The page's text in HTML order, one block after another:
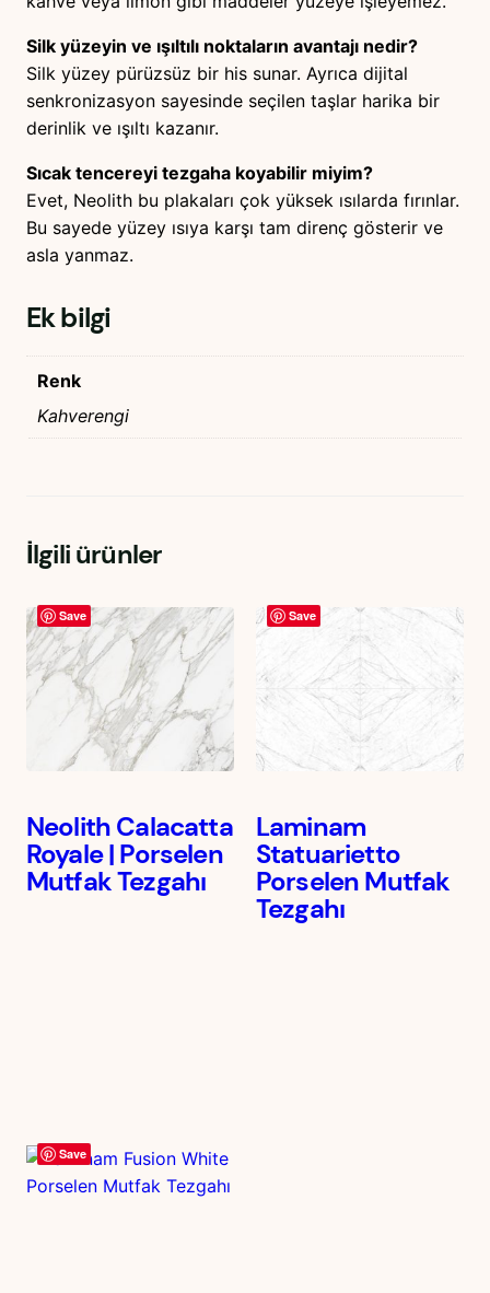
Silk yüzeyin ve ışıltılı noktaların avantajı nedir?
Silk yüzey pürüzsüz bir his sunar. Ayrıca dijital
senkronizasyon sayesinde seçilen taşlar harika bir
derinlik ve ışıltı kazanır.
Sıcak tencereyi tezgaha koyabilir miyim?
Evet, Neolith bu plakaları çok yüksek ısılarda fırınlar.
Bu sayede yüzey ısıya karşı tam direnç gösterir ve
asla yanmaz.
Ek bilgi
Renk
Kahverengi
İlgili ürünler
Save
Neolith Calacatta
Royale | Porselen
Mutfak Tezgahı
Save
Laminam
Statuarietto
Porselen Mutfak
Tezgahı
Save